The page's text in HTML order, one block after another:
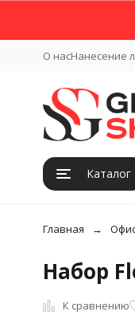
О насНанесение
Каталог
Главная
Набор
К сравнению